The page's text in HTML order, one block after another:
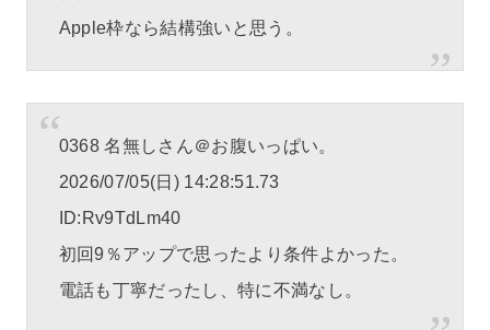
Apple枠なら結構強いと思う。
0368 名無しさん＠お腹いっぱい。
2026/07/05(日) 14:28:51.73
ID:Rv9TdLm40
初回9％アップで思ったより条件よかった。
電話も丁寧だったし、特に不満なし。